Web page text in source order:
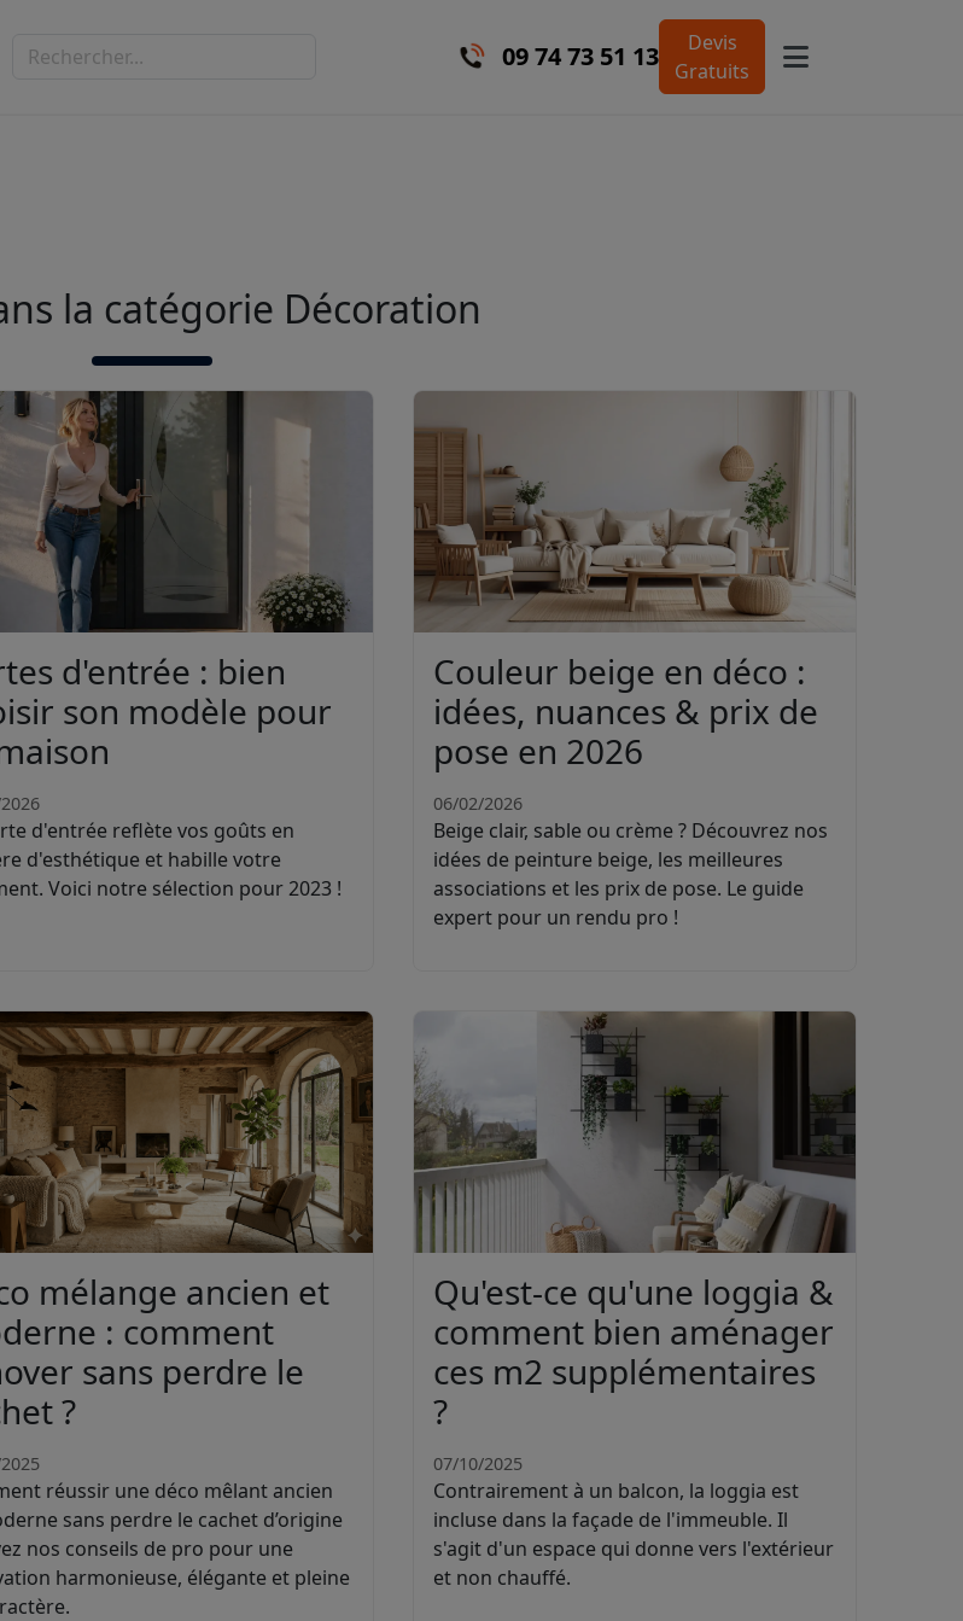
09 74 73 51 13
Devis
Gratuits
la catégorie Décoration
d'entrée : bien
son modèle pour
d'entrée reflète vos goûts en
d'esthétique et habille votre
Voici notre sélection pour 2023 !
Couleur beige en déco :
idées, nuances & prix de
pose en 2026
06/02/2026
Beige clair, sable ou crème ? Découvrez nos
idées de peinture beige, les meilleures
associations et les prix de pose. Le guide
expert pour un rendu pro !
mélange ancien et
: comment
sans perdre le
?
réussir une déco mêlant ancien
sans perdre le cachet d’origine
nos conseils de pro pour une
harmonieuse, élégante et pleine
Qu'est-ce qu'une loggia &
comment bien aménager
ces m2 supplémentaires
?
07/10/2025
Contrairement à un balcon, la loggia est
incluse dans la façade de l'immeuble. Il
s'agit d'un espace qui donne vers l'extérieur
et non chauffé.